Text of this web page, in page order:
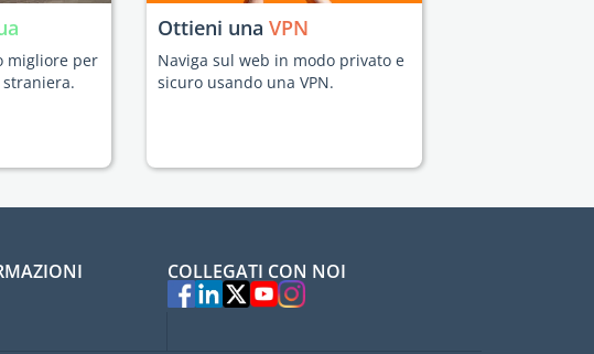
migliore per
Ottieni una VPN
Naviga sul web in modo privato e
sicuro usando una VPN.
COLLEGATI CON NOI